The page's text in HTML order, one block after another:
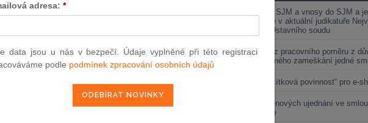
v. Komise
v. Komise
v. Komise
senátu) ze dne 21. března 2013 — Brune v. Komise
rozhodnutí o nezapsání na seznam uchazečů vhodných k
— Námitka protiprávnosti vznesená proti rozhodnutí o
Comune di Milano v. Komise
Vnosy ze SJM a vnosy do SJM a
valorizace v aktuální judikatuře
soudu a Ústavního soudu
Výpověď z pracovního poměru z
neomluveného zameškání jedné
Nová „tlačítková povinnost“ pro e-
Změna cenových ujednání ve
energetice
adresa: *
data jsou u nás v bezpečí. Údaje vyplněné při této registraci
podle podmínek zpracování osobních údajů